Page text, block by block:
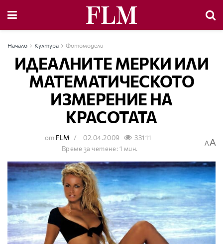
Начало Култура Фотомодели
ИДЕАЛНИТЕ МЕРКИ ИЛИ
МАТЕМАТИЧЕСКОТО
ИЗМЕРЕНИЕ НА
КРАСОТАТА
от FLM 02.04.2009
33111
Време за четене: 1 мин.
AA